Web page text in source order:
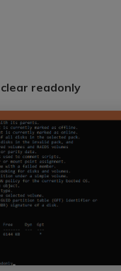
readonly